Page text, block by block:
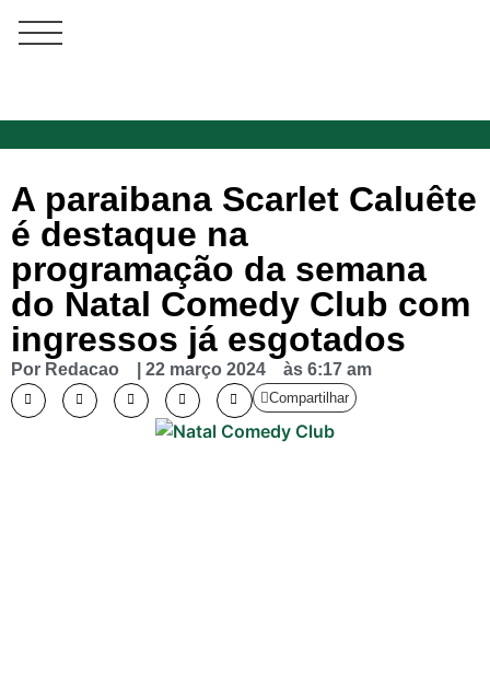
A paraibana Scarlet Caluête
é destaque na
programação da semana
do Natal Comedy Club com
ingressos já esgotados
Por Redacao 22 março 2024 às 6:17 am
Compartilhar